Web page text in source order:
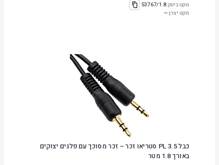
מקט ביטק:53767/1.8
מקט יצרן:—
כבל PL 3.5 סטריאו זכר – זכר מסוכך עם פלגים יצוקים
באורך 1.8 מטר